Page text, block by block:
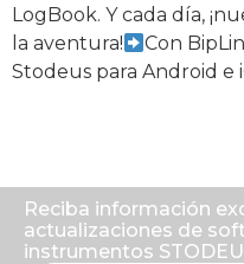
LogBook. Y cada día,
la aventura!
Con
Stodeus para Android e
Reciba información
actualizaciones de
instrumentos